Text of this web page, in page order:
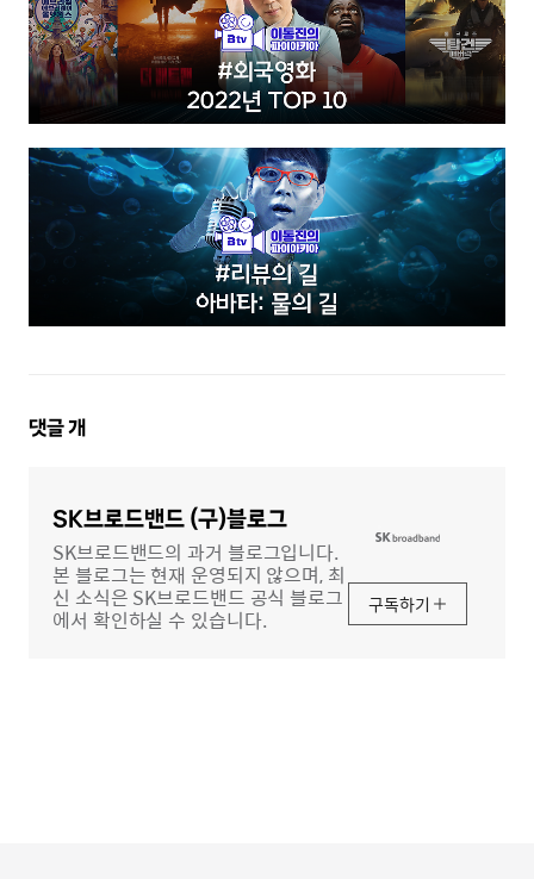
댓
댓글개
SK브로드밴드 (구)블로그
SK브로드밴드의 과거 블로그입니다.
본 블로그는 현재 운영되지 않으며, 최
신 소식은 SK브로드밴드 공식 블로그
에서 확인하실 수 있습니다.
구독하기